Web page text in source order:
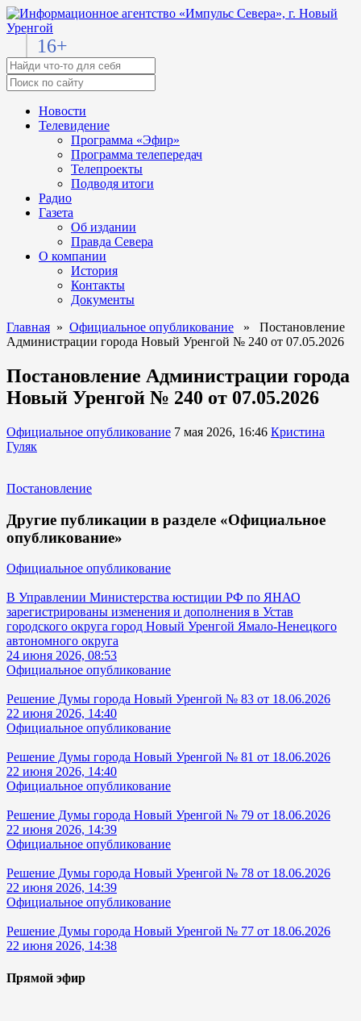
16+
Новости
Телевидение
Программа «Эфир»
Программа телепередач
Телепроекты
Подводя итоги
Радио
Газета
Об издании
Правда Севера
О компании
История
Контакты
Документы
Главная » Официальное опубликование » Постановление
Администрации города Новый Уренгой № 240 от 07.05.2026
Постановление Администрации города
Новый Уренгой № 240 от 07.05.2026
Официальное опубликование 7 мая 2026, 16:46 Кристина
Гуляк
Постановление
Другие публикации в разделе «Официальное
опубликование»
Официальное опубликование
В Управлении Министерства юстиции РФ по ЯНАО
зарегистрированы изменения и дополнения в Устав
городского округа город Новый Уренгой Ямало-Ненецкого
автономного округа
24 июня 2026, 08:53
Официальное опубликование
Решение Думы города Новый Уренгой № 83 от 18.06.2026
22 июня 2026, 14:40
Официальное опубликование
Решение Думы города Новый Уренгой № 81 от 18.06.2026
22 июня 2026, 14:40
Официальное опубликование
Решение Думы города Новый Уренгой № 79 от 18.06.2026
22 июня 2026, 14:39
Официальное опубликование
Решение Думы города Новый Уренгой № 78 от 18.06.2026
22 июня 2026, 14:39
Официальное опубликование
Решение Думы города Новый Уренгой № 77 от 18.06.2026
22 июня 2026, 14:38
Прямой эфир